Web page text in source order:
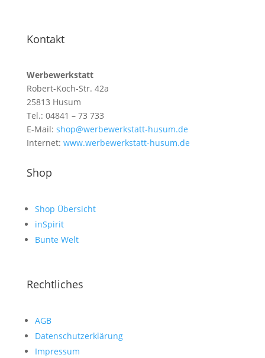
Kontakt
Werbewerkstatt
Robert-Koch-Str. 42a
25813 Husum
Tel.: 04841 – 73 733
E-Mail: shop@werbewerkstatt-husum.de
Internet: www.werbewerkstatt-husum.de
Shop
Shop Übersicht
inSpirit
Bunte Welt
Rechtliches
AGB
Datenschutzerklärung
Impressum